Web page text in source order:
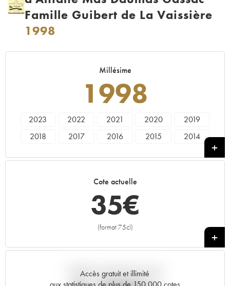
Famille Guibert de La Vaissière
1998
Millésime
1998
2023 2022 2021 2020
2019
2018
2017 2016 2015
2014
2001
1996
Cote actuelle
35€
(format 75cl)
+
Accès gratuit et illimité
Tendance actuelle de la cote